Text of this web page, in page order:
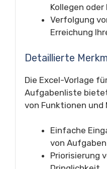
Kollegen
Verfolgung
Erreichung
Detaillierte
Die Excel-Vorlage
Aufgabenliste
von Funktionen und
Einfache
von Aufgaben
Priorisierung